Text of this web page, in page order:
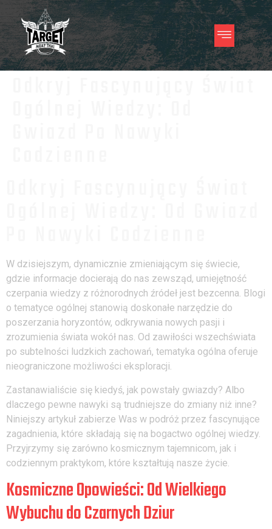
W dzisiejszym, dynamicznie zmieniającym się świecie,
gdzie informacje docierają do nas zewsząd, umiejętność
czerpania wiedzy z różnorodnych źródeł jest bezcenna. Blogi
o tematyce ogólnej stanowią doskonałe narzędzie do
poszerzania horyzontów, odkrywania nowych pasji i
zrozumienia świata wokół nas. Od zawiłości wszechświata
po subtelności ludzkich zachowań, tematyka ogólna oferuje
nieograniczone możliwości eksploracji.
Zastanawialiście się kiedyś, jak powstały gwiazdy? Albo
dlaczego pewne nawyki są trudniejsze do zmiany niż inne?
Niniejszy artykuł zabierze Was w podróż przez fascynujące
zagadnienia, które składają się na bogactwo ogólnej wiedzy.
Przyjrzymy się zarówno kosmicznym tajemnicom, jak i
codziennym praktykom, które kształtują nasze życie.
Kosmiczne Opowieści: Od Wielkiego
Wybuchu do Czarnych Dziur